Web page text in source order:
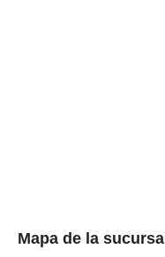
Mapa de la sucursal